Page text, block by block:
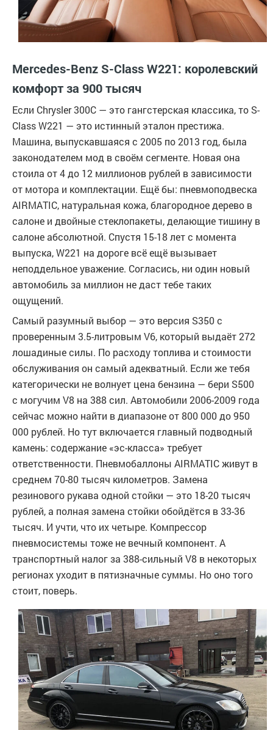
Mercedes-Benz S-Class W221: королевский
комфорт за 900 тысяч
Если Chrysler 300C — это гангстерская классика, то S-
Class W221 — это истинный эталон престижа.
Машина, выпускавшаяся с 2005 по 2013 год, была
законодателем мод в своём сегменте. Новая она
стоила от 4 до 12 миллионов рублей в зависимости
от мотора и комплектации. Ещё бы: пневмоподвеска
AIRMATIC, натуральная кожа, благородное дерево в
салоне и двойные стеклопакеты, делающие тишину в
салоне абсолютной. Спустя 15-18 лет с момента
выпуска, W221 на дороге всё ещё вызывает
неподдельное уважение. Согласись, ни один новый
автомобиль за миллион не даст тебе таких
ощущений.
Самый разумный выбор — это версия S350 с
проверенным 3.5-литровым V6, который выдаёт 272
лошадиные силы. По расходу топлива и стоимости
обслуживания он самый адекватный. Если же тебя
категорически не волнует цена бензина — бери S500
с могучим V8 на 388 сил. Автомобили 2006-2009 года
сейчас можно найти в диапазоне от 800 000 до 950
000 рублей. Но тут включается главный подводный
камень: содержание «эс-класса» требует
ответственности. Пневмобаллоны AIRMATIC живут в
среднем 70-80 тысяч километров. Замена
резинового рукава одной стойки — это 18-20 тысяч
рублей, а полная замена стойки обойдётся в 33-36
тысяч. И учти, что их четыре. Компрессор
пневмосистемы тоже не вечный компонент. А
транспортный налог за 388-сильный V8 в некоторых
регионах уходит в пятизначные суммы. Но оно того
стоит, поверь.